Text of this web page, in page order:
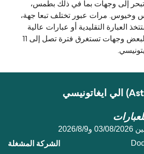
تبحر إلى وجهات بما في ذلك بطمس،
مرات عبور تختلف تبعا جهة،
العبارة التقليدية أو عبارات عالية
السرعة أم لا. ويمكن لبعض وجهات تستغرق فترة تصل إلى 11
أستيباليا (Astypalea) الي ايغاتونيسي